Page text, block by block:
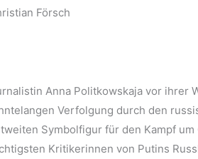
Försch
Anna Politkowskaja vor ihrer
Verfolgung durch den
Symbolfigur für den Kampf
Kritikerinnen von Putins